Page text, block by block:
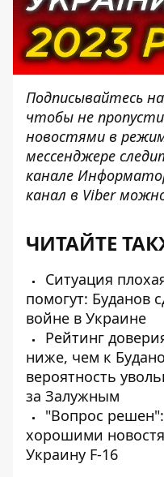
Подписывайтесь
чтобы не
новостями в
мессенджере
канале
канал в Viber
ЧИТАЙТЕ
Ситуация
помогут: Буданов
войне в Украине
Рейтинг
ниже, чем к
вероятность
за Залужным
"Вопрос
хорошими
Украину F-16